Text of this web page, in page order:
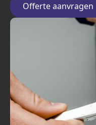
Offerte aanvragen